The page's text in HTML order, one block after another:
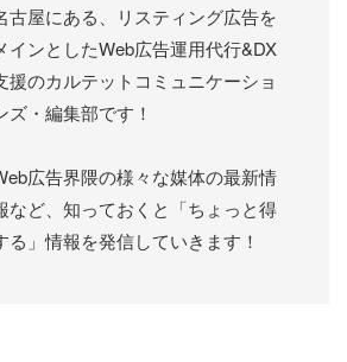
古屋にある、リスティング広告を
インとしたWeb広告運用代行&DX
援のカルテットコミュニケーショ
ズ・編集部です！
広告界隈の様々な媒体の最新情
など、知っておくと「ちょっと得
る」情報を発信していきます！